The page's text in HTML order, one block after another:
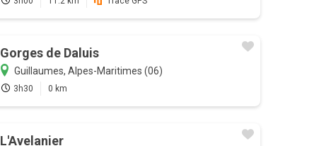
Gorges de Daluis
Guillaumes, Alpes-Maritimes (06)
3h30 0 km
L'Avelanier